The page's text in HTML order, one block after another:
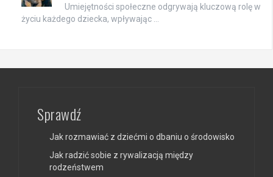
Umiejętności społeczne odgrywają kluczową rolę w
życiu każdego dziecka, wpływając …
Sprawdź
Jak rozmawiać z dziećmi o dbaniu o środowisko
Jak radzić sobie z rywalizacją między
rodzeństwem